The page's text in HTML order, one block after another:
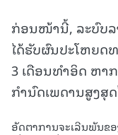
ກ່ອນໜ້ານີ້, ລະບົບ
ໄດ້ຮັບຜົນປະໂຫຍດທ
3 ເດືອນທຳອິດ ຫາ
ກຳນົດເພດານສູງສຸ
ອັດຕາການຈະເລີນພັນຂ